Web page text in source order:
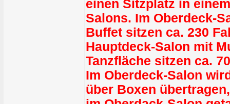
einen Sitzplatz in
Salons. Im Oberdeck-
Buffet sitzen ca. 230
Hauptdeck-Salon mit
Tanzfläche sitzen ca.
Im Oberdeck-Salon
über Boxen